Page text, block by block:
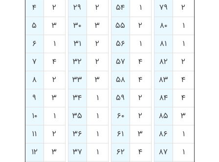
۲
۷۹ ۱ ۵۴ ۲ ۲۹ ۲
۴
۱
۸۰ ۲ ۵۵ ۳ ۳۰ ۳
۵
۱
۸۱ ۱ ۵۶ ۲ ۳۱ ۱
۶
۲
۸۲ ۴ ۵۷ ۲ ۳۲ ۴
۷
۴
۸۳ ۴ ۵۸ ۳ ۳۳ ۲
۸
۴
۸۴ ۲ ۵۹ ۱ ۳۴ ۳
۹
۳
۸۵ ۲ ۶۰ ۱ ۳۵ ۱
۱۰
۱
۸۶ ۳ ۶۱ ۱ ۳۶ ۲
۱۱
۱
۸۷ ۴ ۶۲ ۱ ۳۷ ۳
۱۲